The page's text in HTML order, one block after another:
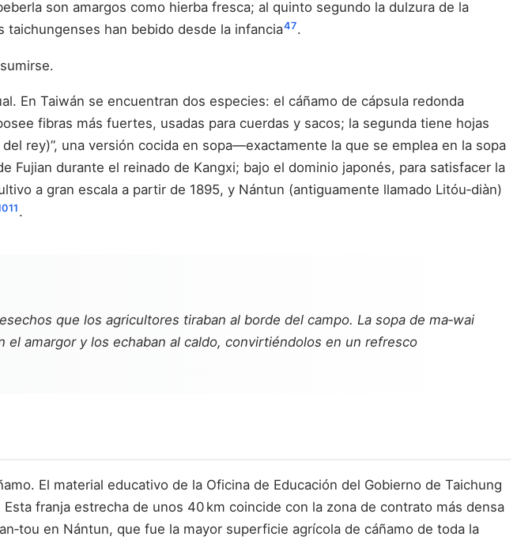
son amargos como hierba fresca; al quinto segundo la dulzura de la
taichungenses han bebido desde la infancia47.
En Taiwán se encuentran dos especies: el cáñamo de cápsula redonda
fibras más fuertes, usadas para cuerdas y sacos; la segunda tiene hojas
rey)”, una versión cocida en sopa—exactamente la que se emplea en la sopa
Fujian durante el reinado de Kangxi; bajo el dominio japonés, para satisfacer la
a gran escala a partir de 1895, y Nántun (antiguamente llamado Litóu‑diàn)
11 .
que los agricultores tiraban al borde del campo. La sopa de ma‑wai
amargor y los echaban al caldo, convirtiéndolos en un refresco
El material educativo de la Oficina de Educación del Gobierno de Taichung
Esta franja estrecha de unos 40 km coincide con la zona de contrato más densa
en Nántun, que fue la mayor superficie agrícola de cáñamo de toda la